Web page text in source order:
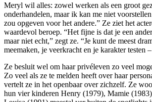
Meryl wil alles: zowel werken als een groot
onderhandelen, maar ik kan me niet
zou opgeven voor het andere.” Ze ziet het
waardevol beroep. “Het fijne is dat je een
maar niet echt,” zegt ze. “Je kunt de meest
meemaken, je veerkracht en je karakter testen
Ze besluit wel om haar privéleven zo veel
Zo veel als ze te melden heeft over haar
vertelt ze in het openbaar over zichzelf. Ze
hun vier kinderen Henry (1979), Mamie